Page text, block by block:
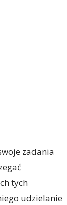
zadania
tych
udzielanie